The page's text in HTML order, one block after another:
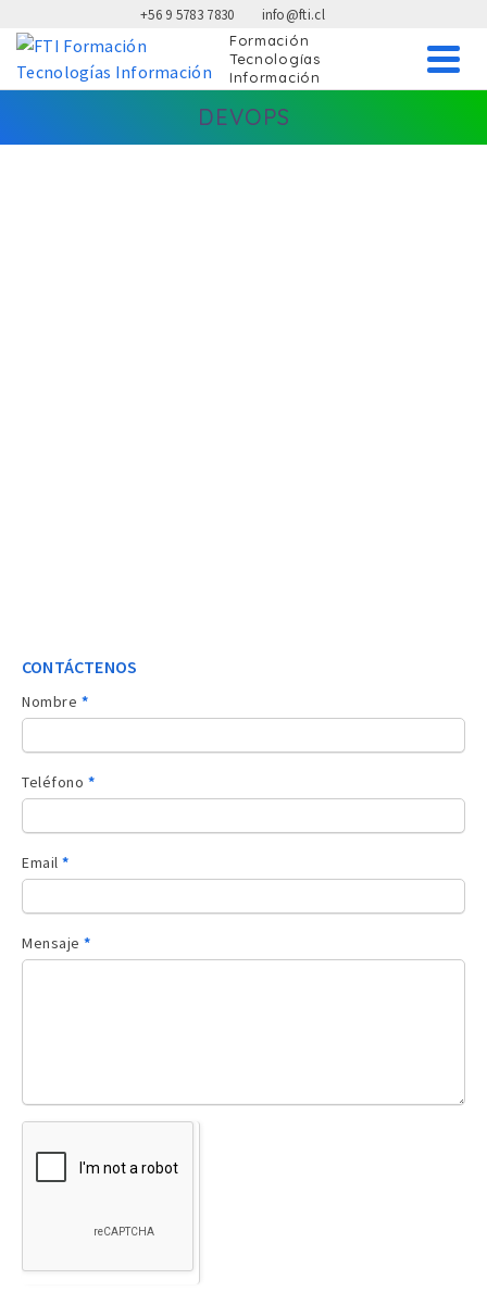
+56 9 5783 7830 info@fti.cl
Formación
Tecnologías
Información
DEVOPS
CONTÁCTENOS
Contacto
sidebar
Nombre *
Teléfono *
Email *
Mensaje *